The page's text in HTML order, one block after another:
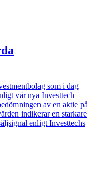
som i dag
vår nya Investtech
av en aktie på
indikerar en starkare
enligt Investtechs